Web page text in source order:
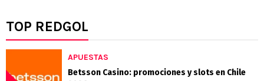
TOP REDGOL
APUESTAS
Betsson Casino: promociones y slots en Chile